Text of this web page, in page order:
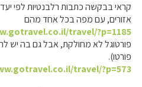
קראי בבקשה כתבות רלבנטיות לפי
אזורים, עם מפה בכל אחד מהם
travel/?p=1185
פורטוגל לא מחולקת, אבל גם בה יש
פורטו).
travel/?p=573